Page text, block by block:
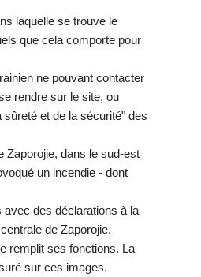
laquelle se trouve le
que cela comporte pour
ne pouvant contacter
rendre sur le site, ou
et de la sécurité" des
Zaporojie, dans le sud-est
un incendie - dont
avec des déclarations à la
de Zaporojie.
remplit ses fonctions. La
sur ces images.